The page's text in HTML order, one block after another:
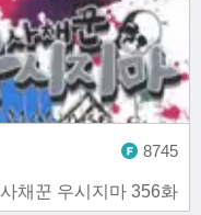
사채꾼 우시지마 356화
8745